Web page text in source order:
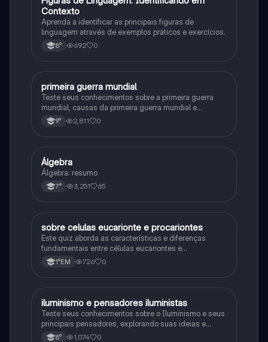
Contexto
Aprenda a identificar as principais figuras de
linguagem através de exemplos práticos e exercícios.
8° 692 0
História
primeira guerra mundial
Teste seus conhecimentos sobre a primeira guerra
mundial, causas da primeira guerra mundial e
consequências da Primeira Guerra Mundial, fases da
primeira guerra mundial
9° 2,811 0
Matematica
Álgebra
Álgebra: resumo
7° 3,251 65
Biologia
sobre celulas eucarionte e procariontes
Este quiz aborda as características e diferenças
fundamentais entre células eucariontes e
procariontes.
1°EM 726 0
História
iluminismo e pensadores iluministas
Teste seus conhecimentos sobre o Iluminismo e seus
principais pensadores, explorando suas ideias e
impacto histórico.
8° 1,074 0